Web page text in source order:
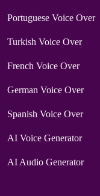
Portuguese Voice Over
Turkish Voice Over
French Voice Over
German Voice Over
Spanish Voice Over
AI Voice Generator
AI Audio Generator